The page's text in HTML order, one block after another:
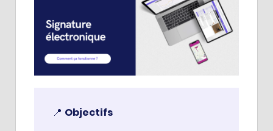
📍 Objectifs